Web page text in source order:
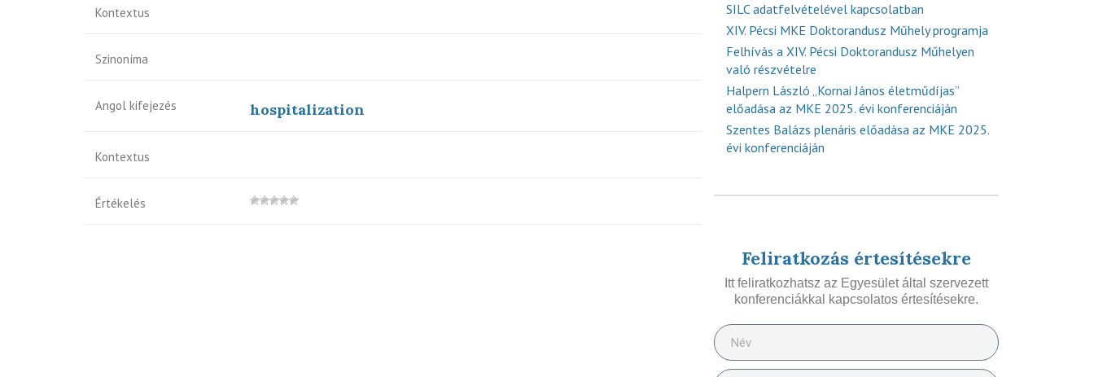
Kontextus
Szinoníma
Angol kifejezés hospitalization
Kontextus
Értékelés
SILC adatfelvételével kapcsolatban
XIV. Pécsi MKE Doktorandusz Műhely programja
Felhívás a XIV. Pécsi Doktorandusz Műhelyen
való részvételre
Halpern László „Kornai János életműdíjas”
előadása az MKE 2025. évi konferenciáján
Szentes Balázs plenáris előadása az MKE 2025.
évi konferenciáján
Feliratkozás értesítésekre
Itt feliratkozhatsz az Egyesület által szervezett
konferenciákkal kapcsolatos értesítésekre.